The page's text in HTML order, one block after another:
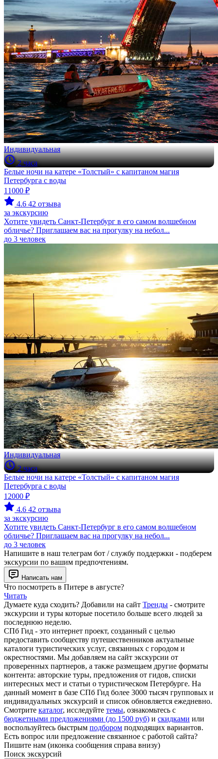
Индивидуальная
2 часа
Белые ночи на катере «Толстый» с капитаном магия
Петербурга с воды
11000 ₽
4.6 42 отзыва
за экскурсию
Хотите увидеть Санкт‑Петербург в его самом волшебном
обличье? Приглашаем вас на прогулку на небол...
до 3 человек
Индивидуальная
2 часа
Белые ночи на катере «Толстый» с капитаном магия
Петербурга с воды
12000 ₽
4.6 42 отзыва
за экскурсию
Хотите увидеть Санкт‑Петербург в его самом волшебном
обличье? Приглашаем вас на прогулку на небол...
до 3 человек
Напишите в наш телеграм бот / службу поддержки - подберем
экскурсии по вашим предпочтениям.
Написать нам
Что посмотреть в Питере в августе?
Читать
Думаете куда сходить? Добавили на сайт Тренды - смотрите
экскурсии и туры которые посетило больше всего людей за
последнюю неделю.
СПб Гид - это интернет проект, созданный с целью
предоставить сообществу путешественников актуальные
каталоги туристических услуг, связанных с городом и
окрестностями. Мы добавляем на сайт экскурсии от
проверенных партнеров, а также размещаем другие форматы
контента: авторские туры, предложения от гидов, списки
интересных мест и статьи о туристическом Петербурге. На
данный момент в базе СПб Гид более 3000 тысяч групповых и
индивидуальных экскурсий и список обновляется ежедневно.
Смотрите каталог, исследуйте темы, ознакомьтесь с
бюджетными предложениями (до 1500 руб) и скидками или
воспользуйтесь быстрым подбором подходящих вариантов.
Есть вопрос или предложение связанное с работой сайта?
Пишите нам (иконка сообщения справа внизу)
Поиск экскурсий